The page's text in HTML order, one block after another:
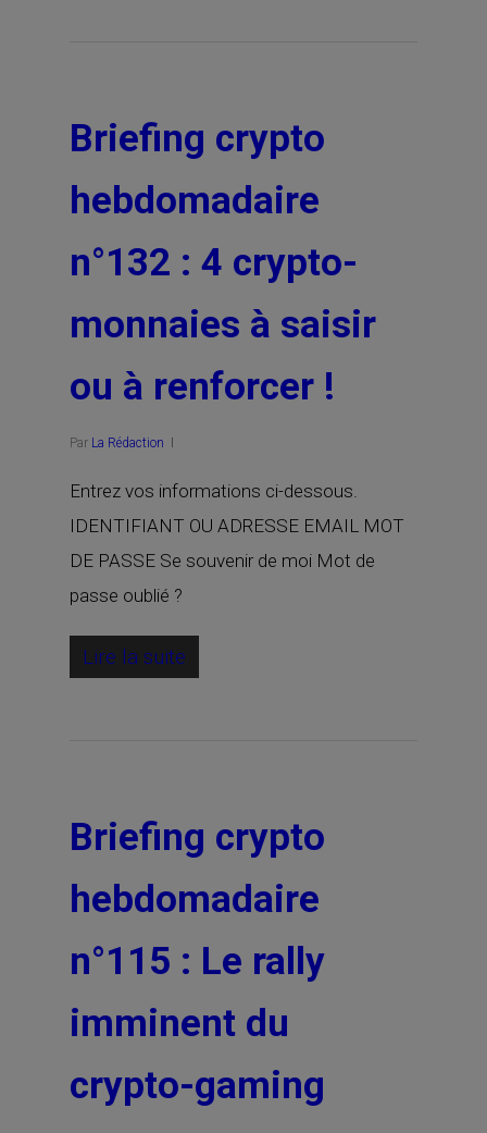
Briefing crypto
hebdomadaire
n°132 : 4 crypto-
monnaies à saisir
ou à renforcer !
Par La Rédaction
Entrez vos informations ci-dessous.
IDENTIFIANT OU ADRESSE EMAIL MOT
DE PASSE Se souvenir de moi Mot de
passe oublié ?
Lire la suite
Briefing crypto
hebdomadaire
n°115 : Le rally
imminent du
crypto-gaming